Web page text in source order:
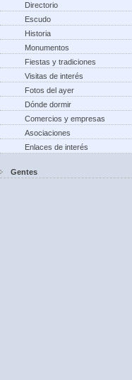
Directorio
Escudo
Historia
Monumentos
Fiestas y tradiciones
Visitas de interés
Fotos del ayer
Dónde dormir
Comercios y empresas
Asociaciones
Enlaces de interés
Gentes